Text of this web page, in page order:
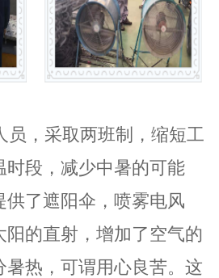
，采取两班制，缩短工
时段，减少中暑的可能
供了遮阳伞，喷雾电风
阳的直射，增加了空气的
暑热，可谓用心良苦。这